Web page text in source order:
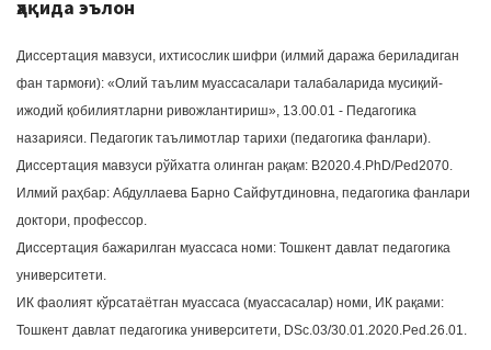
ҳақида эълон
Диссертация мавзуси, ихтисослик шифри (илмий даража бериладиган
фан тармоғи): «Олий таълим муассасалари талабаларида мусиқий-
ижодий қобилиятларни ривожлантириш», 13.00.01 - Педагогика
назарияси. Педагогик таълимотлар тарихи (педагогика фанлари).
Диссертация мавзуси рўйхатга олинган рақам: B2020.4.PhD/Ped2070.
Илмий раҳбар: Абдуллаева Барно Сайфутдиновна, педагогика фанлари
доктори, профессор.
Диссертация бажарилган муассаса номи: Тошкент давлат педагогика
университети.
ИК фаолият кўрсатаётган муассаса (муассасалар) номи, ИК рақами:
Тошкент давлат педагогика университети, DSс.03/30.01.2020.Ped.26.01.